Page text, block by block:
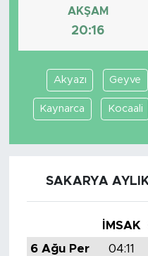
AKŞAM
20:16
Akyazı Geyve
Kaynarca Kocaali
SAKARYA
İMSAK
6 Ağu Per
04:11